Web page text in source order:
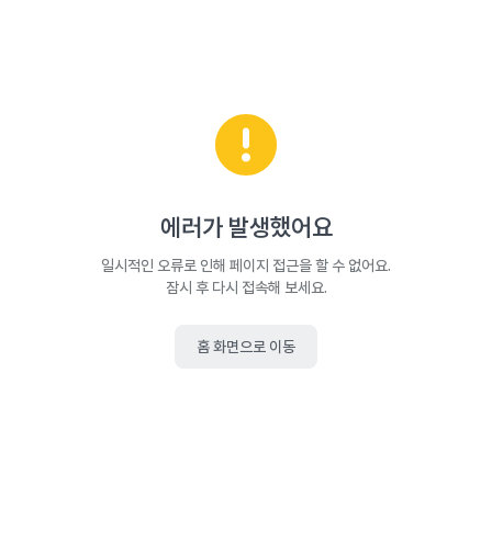
에러가 발생했어요
일시적인 오류로 인해 페이지 접근을 할 수 없어요.
잠시 후 다시 접속해 보세요.
홈 화면으로 이동